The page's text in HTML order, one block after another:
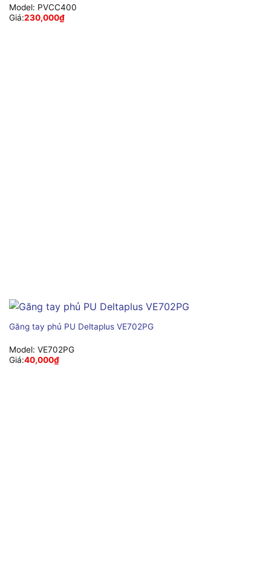
Model: PVCC400
Giá:230,000₫
Găng tay phủ PU Deltaplus VE702PG
Model: VE702PG
Giá:40,000₫